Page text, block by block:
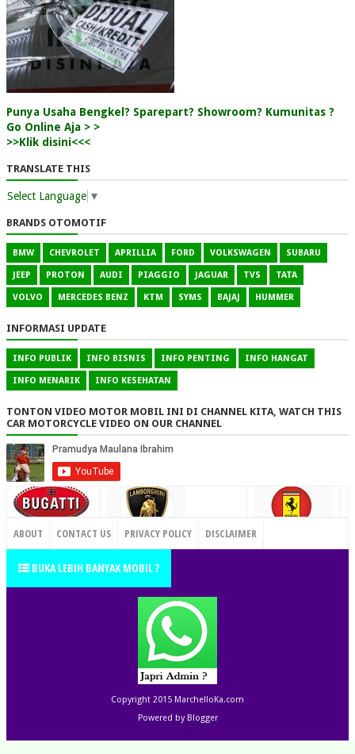
Punya Usaha Bengkel? Sparepart? Showroom? Kumunitas ?
Go Online Aja > >
>>Klik disini<<<
TRANSLATE THIS
Select Language ▼
BRANDS OTOMOTIF
BMW CHEVROLET APRILLIA FORD VOLKSWAGEN SUBARU
JEEP PROTON AUDI PIAGGIO JAGUAR TVS TATA
VOLVO MERCEDES BENZ KTM SYMS BAJAJ HUMMER
INFORMASI UPDATE
INFO PUBLIK INFO BISNIS INFO PENTING INFO HANGAT
INFO MENARIK INFO KESEHATAN
TONTON VIDEO MOTOR MOBIL INI DI CHANNEL KITA, WATCH THIS
CAR MOTORCYCLE VIDEO ON OUR CHANNEL
CONTACT US
ABOUT CONTACT US PRIVACY POLICY DISCLAIMER
TERMS OF SERVICE SITEMAP
BUKA LEBIH BANYAK MOBIL ?
Copyright 2015 MarchelloKa.com
Powered by Blogger